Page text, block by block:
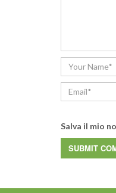
Salva il mio